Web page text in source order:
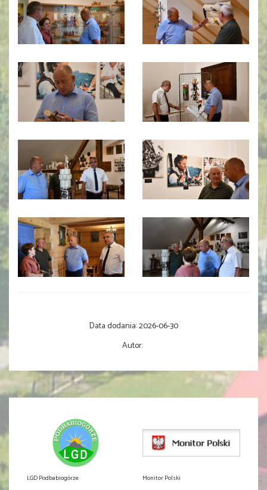
Data dodania:2026-06-30
Autor:
LGD Podbabiogórze Monitor Polski